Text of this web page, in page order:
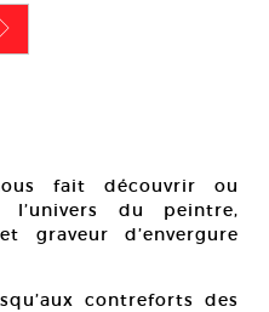
b
fait découvrir ou
l’univers du peintre,
graveur d’envergure
contreforts des